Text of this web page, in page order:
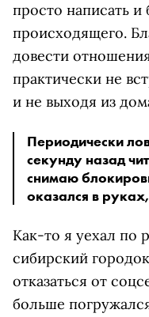
просто написать и
происходящего.
довести
практически не
и не выходя из
Периодически
секунду назад
снимаю
оказался в
Как-то я уехал по
сибирский
отказаться от
больше